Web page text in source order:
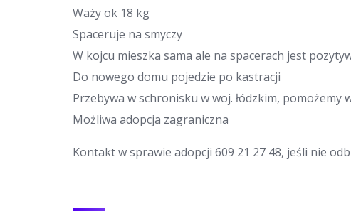
Waży ok 18 kg
Spaceruje na smyczy
W kojcu mieszka sama ale na spacerach jest
Do nowego domu pojedzie po kastracji
Przebywa w schronisku w woj. łódzkim,
Możliwa adopcja zagraniczna
Kontakt w sprawie adopcji 609 21 27 48, jeśli nie